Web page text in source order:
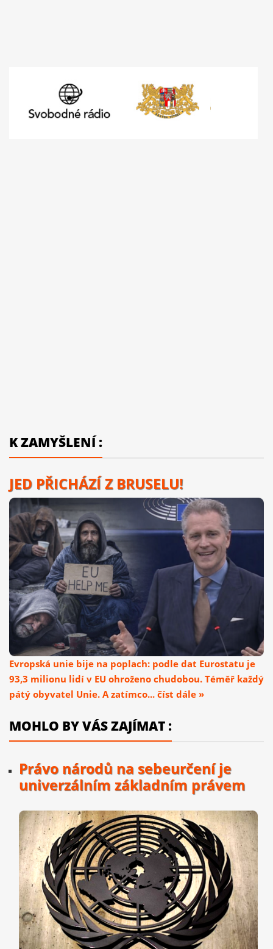
K ZAMYŠLENÍ :
JED PŘICHÁZÍ Z BRUSELU!
Evropská unie bije na poplach: podle dat Eurostatu je
93,3 milionu lidí v EU ohroženo chudobou. Téměř každý
pátý obyvatel Unie. A zatímco... číst dále »
MOHLO BY VÁS ZAJÍMAT :
Právo národů na sebeurčení je
univerzálním základním právem